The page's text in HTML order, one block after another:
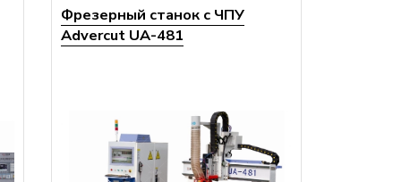
Фрезерный станок с ЧПУ
Advercut UA-481